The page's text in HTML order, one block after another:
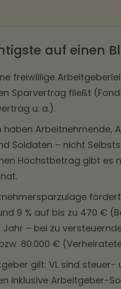
auf einen
freiwillige
Sparvertrag fließt
u. a.).
haben Arbeitnehmende,
Soldaten – nicht
Höchstbetrag gibt es
9 % auf bis zu 470 €
Jahr – bei zu
80.000 €
gilt: VL sind
inklusive Arbeitgeber-